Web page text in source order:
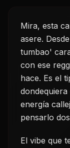
Mira, esta
asere.
tumbao'
con ese
hace. Es el
energía
pensarlo
El vibe que